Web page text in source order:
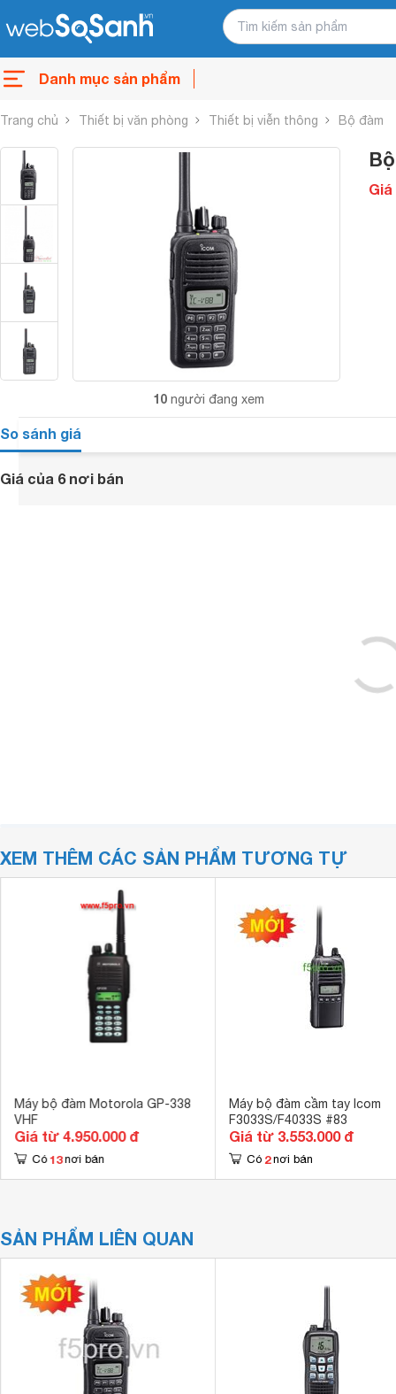
Danh mục sản phẩm
Trang chủ Thiết bị văn phòng Thiết bị viễn thông Bộ đàm
10 người đang xem
Giá
So sánh giá
Giá của 6 nơi bán
XEM THÊM CÁC SẢN PHẨM TƯƠNG TỰ
Máy bộ đàm Motorola GP-338
VHF
Giá từ 4.950.000 đ
Có 13 nơi bán
Máy bộ đàm cầm tay Icom
F3033S/F4033S #83
Giá từ 3.553.000 đ
Có 2 nơi bán
SẢN PHẨM LIÊN QUAN